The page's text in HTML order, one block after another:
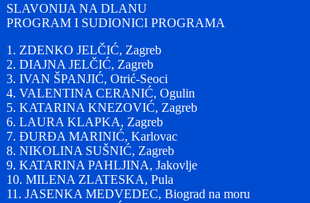
SLAVONIJA NA DLANU
PROGRAM I SUDIONICI PROGRAMA
1. ZDENKO JELČIĆ, Zagreb
2. DIAJNA JELČIĆ, Zagreb
3. IVAN ŠPANJIĆ, Otrić-Seoci
4. VALENTINA CERANIĆ, Ogulin
5. KATARINA KNEZOVIĆ, Zagreb
6. LAURA KLAPKA, Zagreb
7. ĐURĐA MARINIĆ, Karlovac
8. NIKOLINA SUŠNIĆ, Zagreb
9. KATARINA PAHLJINA, Jakovlje
10. MILENA ZLATESKA, Pula
11. JASENKA MEDVEDEC, Biograd na moru